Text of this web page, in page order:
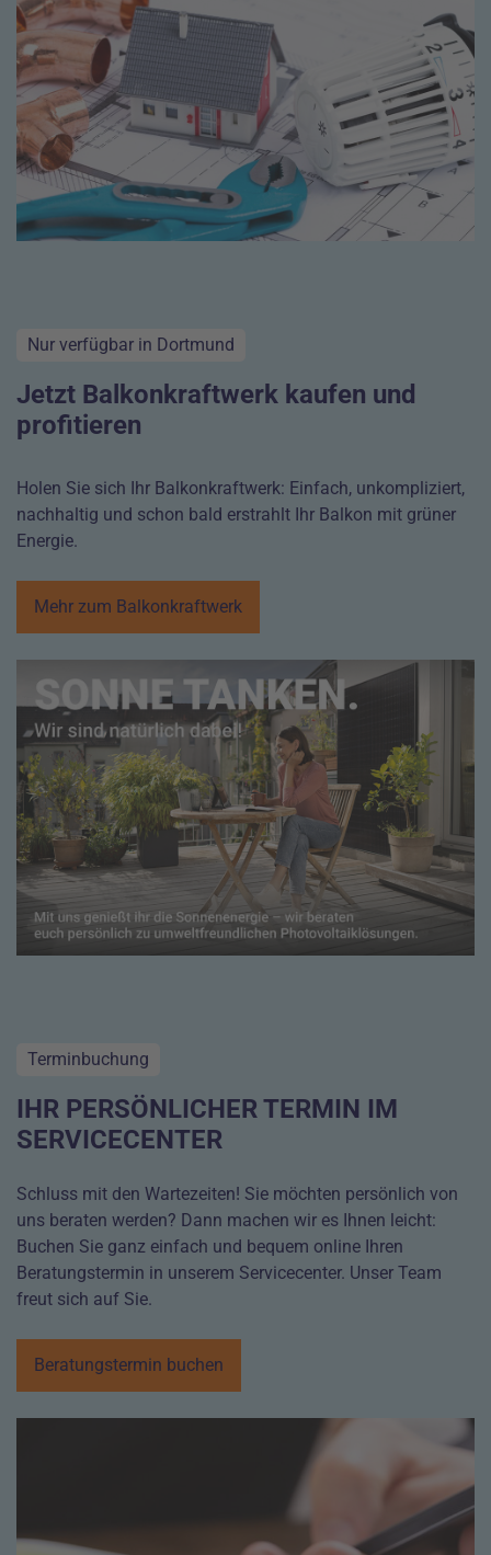
Nur verfügbar in Dortmund
Jetzt Balkonkraftwerk kaufen und
profitieren
Holen Sie sich Ihr Balkonkraftwerk: Einfach, unkompliziert,
nachhaltig und schon bald erstrahlt Ihr Balkon mit grüner
Energie.
Mehr zum Balkonkraftwerk
Terminbuchung
IHR PERSÖNLICHER TERMIN IM
SERVICECENTER
Schluss mit den Wartezeiten! Sie möchten persönlich von
uns beraten werden? Dann machen wir es Ihnen leicht:
Buchen Sie ganz einfach und bequem online Ihren
Beratungstermin in unserem Servicecenter. Unser Team
freut sich auf Sie.
Beratungstermin buchen